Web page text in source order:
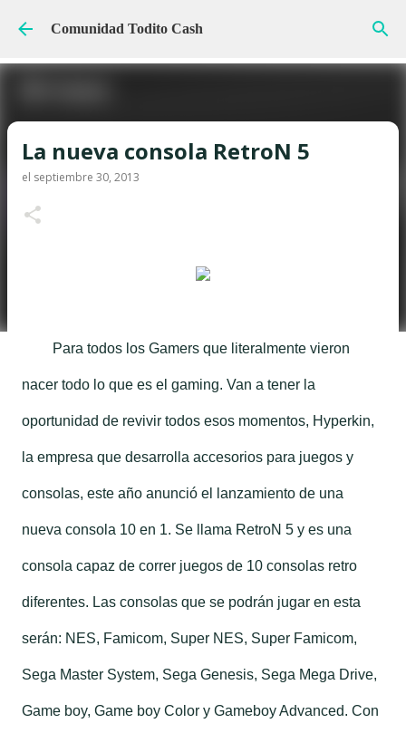
Ir al contenido principal
Comunidad Todito Cash
La nueva consola RetroN 5
el septiembre 30, 2013
Para todos los Gamers que literalmente vieron
nacer todo lo que es el gaming. Van a tener la
oportunidad de revivir todos esos momentos, Hyperkin,
la empresa que desarrolla accesorios para juegos y
consolas, este año anunció el lanzamiento de una
nueva consola 10 en 1. Se llama RetroN 5 y es una
consola capaz de correr juegos de 10 consolas retro
diferentes. Las consolas que se podrán jugar en esta
serán: NES, Famicom, Super NES, Super Famicom,
Sega Master System, Sega Genesis, Sega Mega Drive,
Game boy, Game boy Color y Gameboy Advanced. Con